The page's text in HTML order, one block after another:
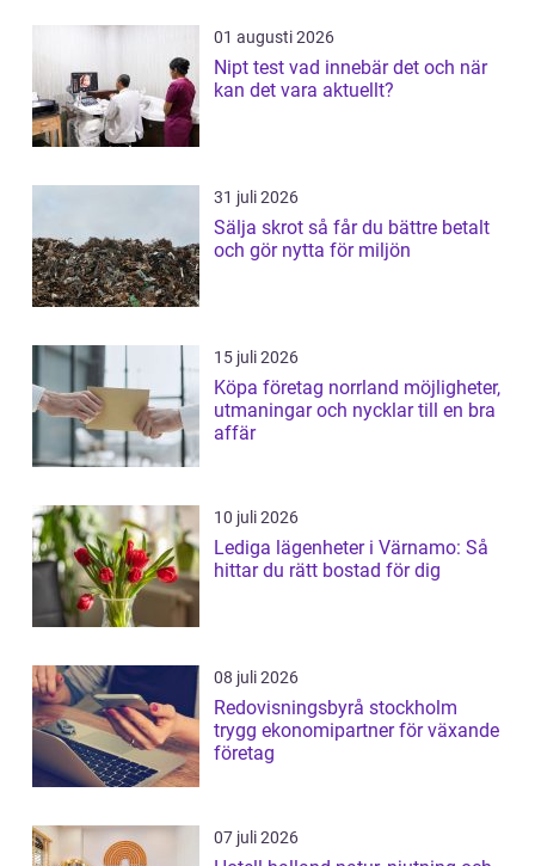
01 augusti 2026
Nipt test vad innebär det och när
kan det vara aktuellt?
31 juli 2026
Sälja skrot så får du bättre betalt
och gör nytta för miljön
15 juli 2026
Köpa företag norrland möjligheter,
utmaningar och nycklar till en bra
affär
10 juli 2026
Lediga lägenheter i Värnamo: Så
hittar du rätt bostad för dig
08 juli 2026
Redovisningsbyrå stockholm
trygg ekonomipartner för växande
företag
07 juli 2026